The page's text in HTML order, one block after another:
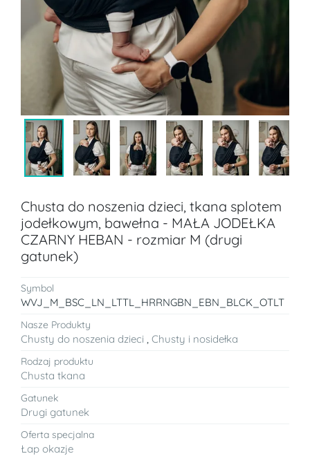
Chusta do noszenia dzieci, tkana splotem
jodełkowym, bawełna - MAŁA JODEŁKA
CZARNY HEBAN - rozmiar M (drugi
gatunek)
Symbol
WVJ_M_BSC_LN_LTTL_HRRNGBN_EBN_BLCK_OTLT
Nasze Produkty
Chusty do noszenia dzieci Chusty i nosidełka
Rodzaj produktu
Chusta tkana
Gatunek
Drugi gatunek
Oferta specjalna
Łap okazje